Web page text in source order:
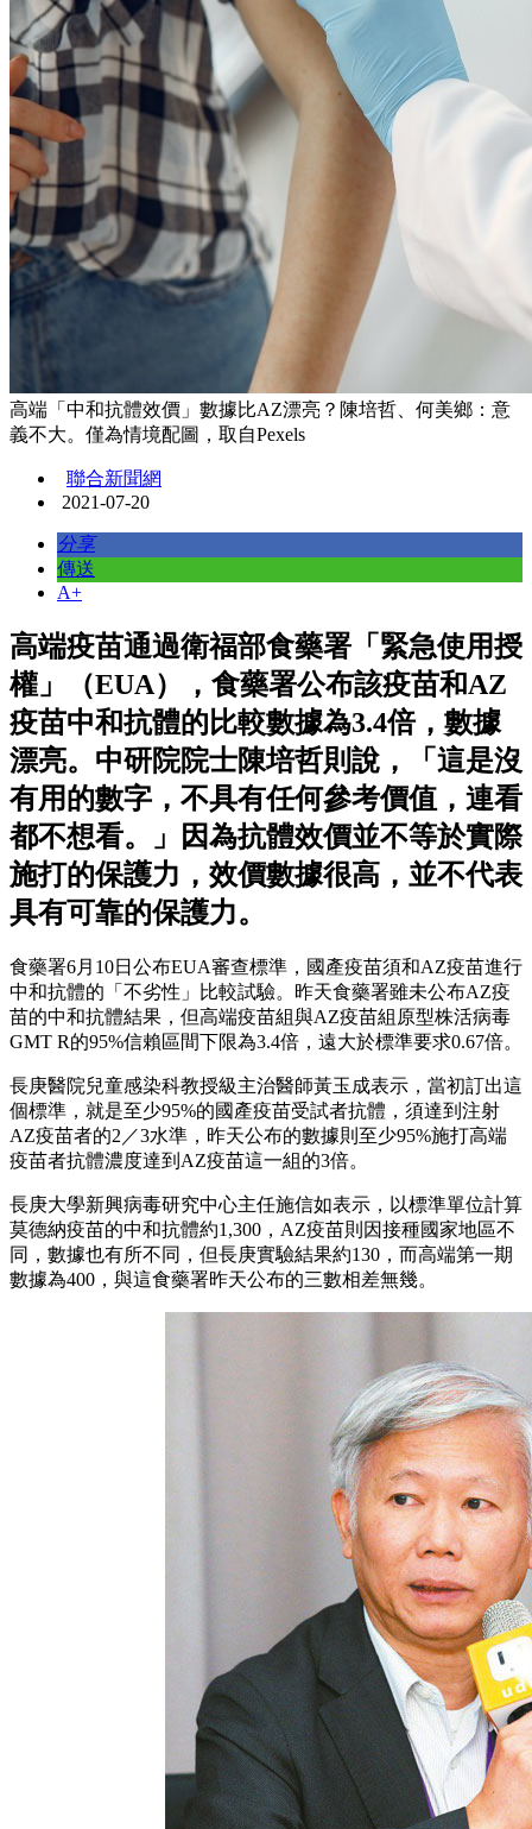
高端「中和抗體效價」數據比AZ漂亮？陳培哲、何美鄉：意
義不大。僅為情境配圖，取自Pexels
聯合新聞網
2021-07-20
分享
傳送
A+
高端疫苗通過衛福部食藥署「緊急使用授
權」（EUA），食藥署公布該疫苗和AZ
疫苗中和抗體的比較數據為3.4倍，數據
漂亮。中研院院士陳培哲則說，「這是沒
有用的數字，不具有任何參考價值，連看
都不想看。」因為抗體效價並不等於實際
施打的保護力，效價數據很高，並不代表
具有可靠的保護力。
食藥署6月10日公布EUA審查標準，國產疫苗須和AZ疫苗進行
中和抗體的「不劣性」比較試驗。昨天食藥署雖未公布AZ疫
苗的中和抗體結果，但高端疫苗組與AZ疫苗組原型株活病毒
GMT R的95%信賴區間下限為3.4倍，遠大於標準要求0.67倍。
長庚醫院兒童感染科教授級主治醫師黃玉成表示，當初訂出這
個標準，就是至少95%的國產疫苗受試者抗體，須達到注射
AZ疫苗者的2／3水準，昨天公布的數據則至少95%施打高端
疫苗者抗體濃度達到AZ疫苗這一組的3倍。
長庚大學新興病毒研究中心主任施信如表示，以標準單位計算
莫德納疫苗的中和抗體約1,300，AZ疫苗則因接種國家地區不
同，數據也有所不同，但長庚實驗結果約130，而高端第一期
數據為400，與這食藥署昨天公布的三數相差無幾。